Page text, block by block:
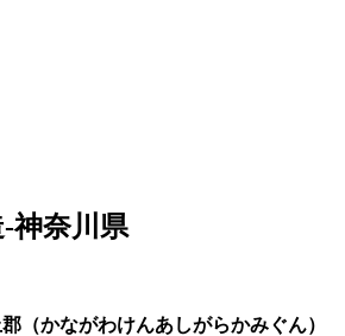
神奈川県
（かながわけんあしがらかみぐん）